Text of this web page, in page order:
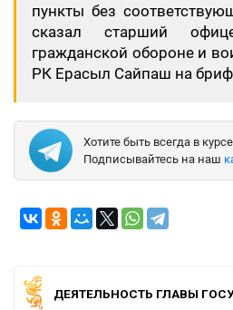
пункты без
сказал старший
гражданской обороне и
РК Ерасыл Сайпаш на
Хотите быть всегда в
Подписывайтесь на наш
ДЕЯТЕЛЬНОСТЬ ГЛАВЫ